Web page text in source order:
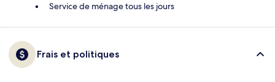
Service de ménage tous les jours
Frais et politiques